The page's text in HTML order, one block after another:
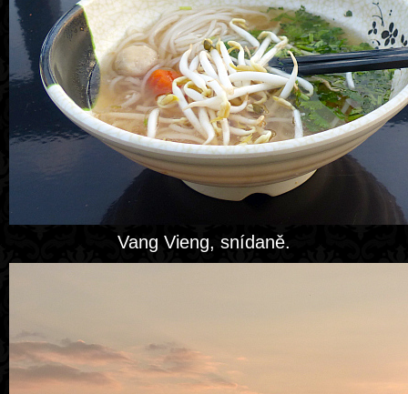
Vang Vieng, snídaně.